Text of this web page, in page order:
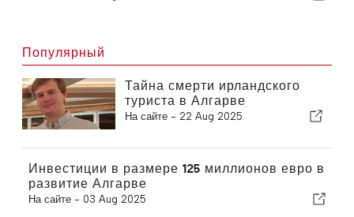
Популярный
Тайна смерти ирландского
туриста в Алгарве
На сайте - 22 Aug 2025
Инвестиции в размере 125 миллионов евро в
развитие Алгарве
На сайте - 03 Aug 2025